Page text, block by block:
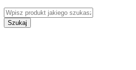
Szukaj